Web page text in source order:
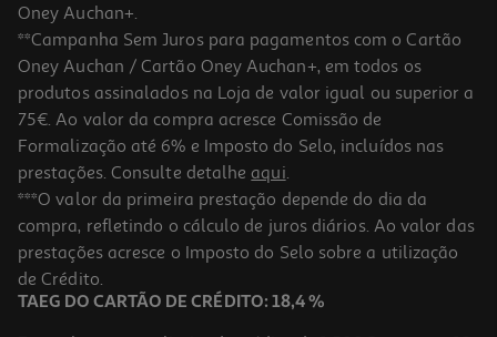
-10%
Pai Sarilho
14.99 €/un
16,65 € PVP de editor
14,99 €
Oney Auchan+.
**Campanha Sem Juros para pagamentos com o Cartão
Oney Auchan / Cartão Oney Auchan+, em todos os
produtos assinalados na Loja de valor igual ou superior a
75€. Ao valor da compra acresce Comissão de
Formalização até 6% e Imposto do Selo, incluídos nas
prestações. Consulte detalhe aqui.
***O valor da primeira prestação depende do dia da
compra, refletindo o cálculo de juros diários. Ao valor das
prestações acresce o Imposto do Selo sobre a utilização
de Crédito.
TAEG DO CARTÃO DE CRÉDITO: 18,4 %